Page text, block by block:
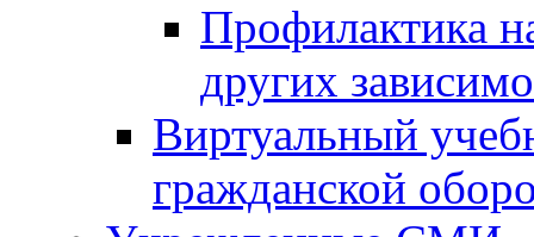
Профилактика
других
Виртуальный
гражданской